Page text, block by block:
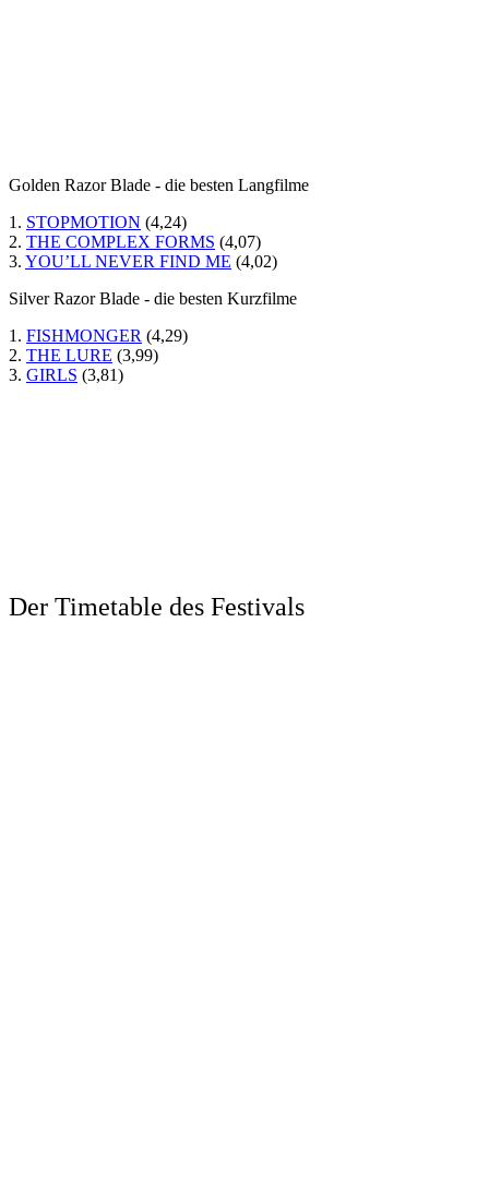
Golden Razor Blade - die besten Langfilme
1. STOPMOTION (4,24)
2. THE COMPLEX FORMS (4,07)
3. YOU’LL NEVER FIND ME (4,02)
Silver Razor Blade - die besten Kurzfilme
1. FISHMONGER (4,29)
2. THE LURE (3,99)
3. GIRLS (3,81)
Der Timetable des Festivals